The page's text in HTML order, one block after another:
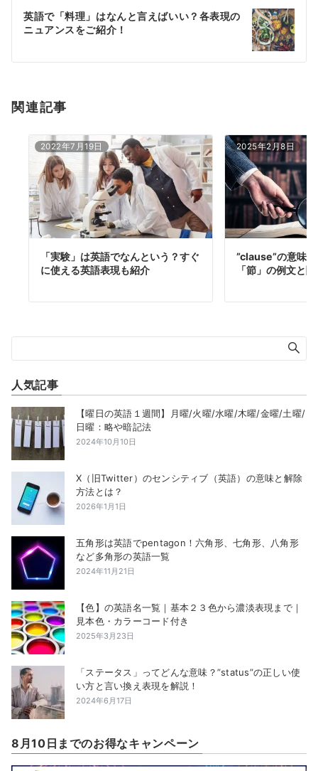
ン
英語で「料理」はなんと言えばいい？各表現の
ニュアンスをご紹介！
関連記事
2022年7月19日
「実験」は英語でなんという？すぐ
に使える英語表現も紹介
2025年2月8日
”clause”の意味
「節」の例文と
人気記事
【曜日の英語１週間】月曜/火曜/水曜/木曜/金曜/土曜/
日曜：略や暗記法
2024年10月10日
X（旧Twitter）のセンシティブ（英語）の意味と解除
方法とは？
2026年1月1日
五角形は英語でpentagon！六角形、七角形、八角形
など多角形の英語一覧
2024年11月21日
【色】の英語名一覧｜基本２３色から濃淡表現まで｜
見本色・カラーコード付き
2025年3月23日
「ステータス」ってどんな意味？”status”の正しい使
い方と言い換え表現を解説！
2024年6月17日
8月10日までのお得なキャンペーン